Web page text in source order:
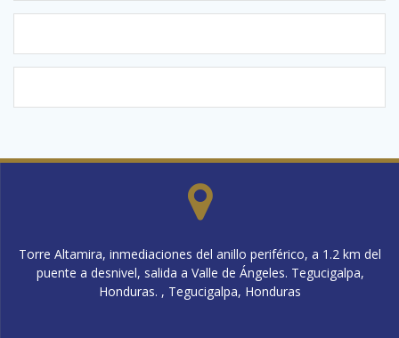
Torre Altamira, inmediaciones del anillo periférico, a 1.2 km del
puente a desnivel, salida a Valle de Ángeles. Tegucigalpa,
Honduras. , Tegucigalpa, Honduras